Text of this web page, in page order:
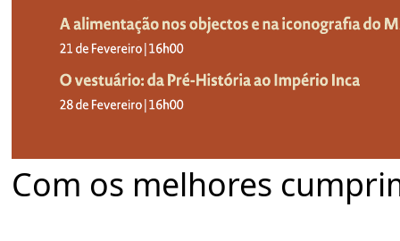
Com os melhores